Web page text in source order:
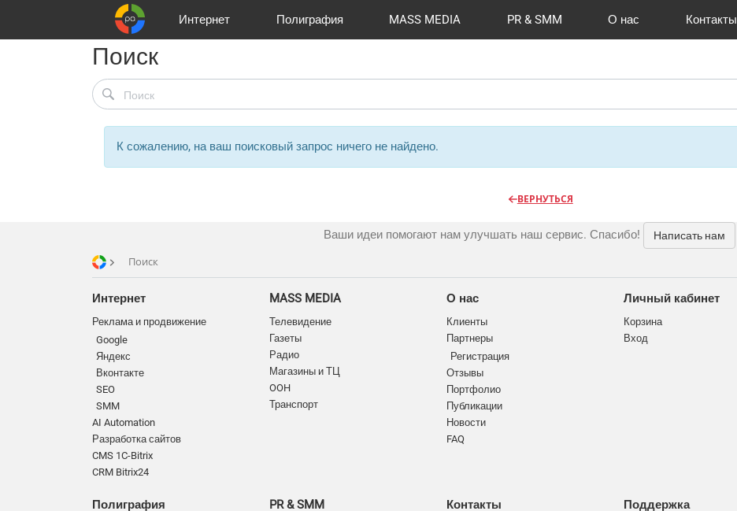
Интернет
Реклама и продвижение
Полиграфия
Цифра и офсет
MASS MEDIA
Телевидение
PR & SMM О нас
Клиенты
Контакты
Поиск
К сожалению, на ваш поисковый запрос ничего не найдено.
ВЕРНУТЬСЯ
Ваши идеи помогают нам улучшать наш сервис. Спасибо! Написать нам
Поиск
Интернет
Реклама и продвижение
Google
Яндекс
Вконтакте
SEO
SMM
AI Automation
Разработка сайтов
CMS 1C-Bitrix
CRM Bitrix24
Полиграфия
MASS MEDIA
Телевидение
Газеты
Радио
Магазины и ТЦ
OOH
Транспорт
PR & SMM
О нас
Клиенты
Партнеры
Регистрация
Отзывы
Портфолио
Публикации
Новости
FAQ
Контакты
Личный кабинет
Корзина
Вход
Поддержка